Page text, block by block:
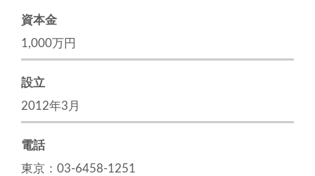
資本金
1,000万円
設立
2012年3月
電話
東京：03-6458-1251